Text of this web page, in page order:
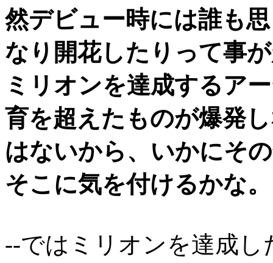
然デビュー時には誰も
なり開花したりって事
ミリオンを達成するア
育を超えたものが爆発
はないから、いかにそ
そこに気を付けるかな。
--ではミリオンを達成